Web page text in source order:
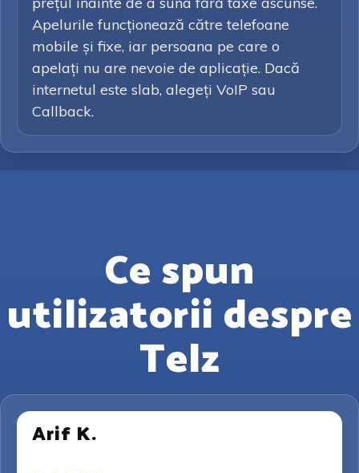
Apelurile funcționează către telefoane
mobile și fixe, iar persoana pe care o
apelați nu are nevoie de aplicație. Dacă
internetul este slab, alegeți VoIP sau
Callback.
Ce spun
utilizatorii despre
Telz
Arif K.